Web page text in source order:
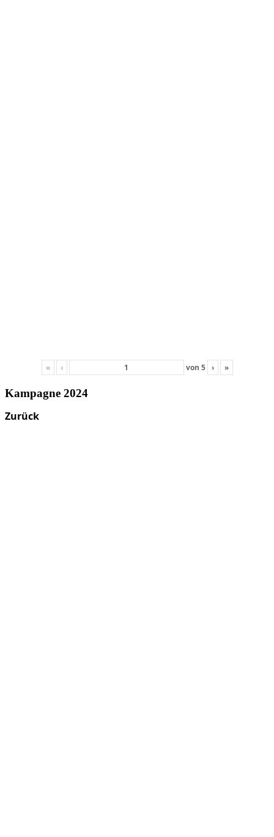
« ‹ von 5 › »
Kampagne 2024
Zurück